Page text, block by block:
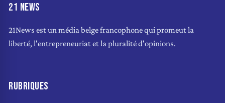
21 NEWS
21News est un média belge francophone qui promeut la
liberté, l'entrepreneuriat et la pluralité d'opinions.
RUBRIQUES